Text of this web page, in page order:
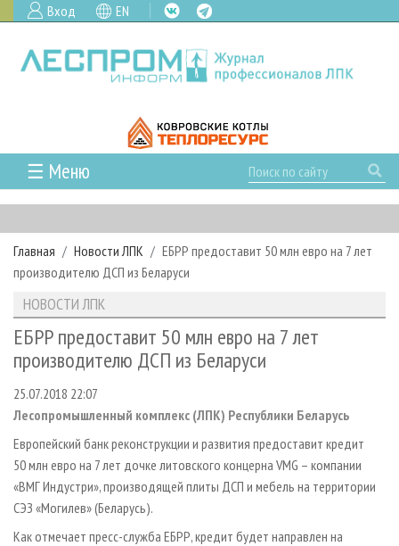
Вход EN
☰ Меню
ГЛАВНАЯ
РУБРИКИ И ТЕМЫ
РУБРИКИ ЖУРНАЛА
ЛЕСОЗАГОТОВКА
ЛЕСОПИЛЕНИЕ
СУШКА ДРЕВЕСИНЫ
ПРОИЗВОДСТВО ДРЕВЕСНЫХ ПЛИТ
ДЕРЕВЯННОЕ ДОМОСТРОЕНИЕ
ПРОИЗВОДСТВО МЕБЕЛИ
БИОЭНЕРГЕТИКА
НОВОСТИ
НОВОСТИ ЛПК
НОВОСТИ ЖУРНАЛА
ПРОЕКТЫ ЛПИ
АНАЛИТИКА
ПРЕДПРИЯТИЯ ЛПК
ПЕРСОНЫ
МОБИЛЬНЫЕ ВЫСТАВКИ
ОФИЦИАЛЬНЫЕ ДЕЛЕГАЦИИ
ПРИОРИТЕТНЫЕ ИНВЕСТПРОЕКТЫ
RUSSIAN FORESTRY REVIEW
АРХИВ
АРХИВ ЖУРНАЛОВ
О ЖУРНАЛЕ
ПОДПИСКА
КОНТАКТЫ
РЕКЛАМОДАТЕЛЯМ
РЕКЛАМА
РЕКЛАМА НА САЙТЕ
Главная Новости ЛПК
ЕБРР предоставит 50 млн евро на 7 лет
производителю ДСП из Беларуси
НОВОСТИ ЛПК
ЕБРР предоставит 50 млн евро на 7 лет
производителю ДСП из Беларуси
25.07.2018 22:07
Лесопромышленный комплекс (ЛПК) Республики Беларусь
Европейский банк реконструкции и развития предоставит кредит
50 млн евро на 7 лет дочке литовского концерна VMG – компании
«ВМГ Индустри», производящей плиты ДСП и мебель на территории
СЭЗ «Могилев» (Беларусь).
Как отмечает пресс-служба ЕБРР, кредит будет направлен на